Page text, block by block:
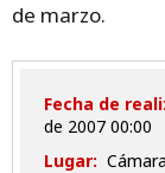
de marzo.
Fecha de
de 2007 00:00
Lugar: